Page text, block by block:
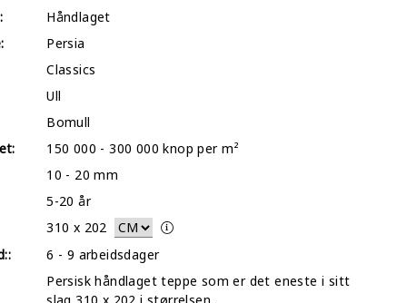
Håndlaget
Persia
Classics
Ull
Bomull
150 000 - 300 000 knop per m²
10 - 20 mm
5-20 år
310 x 202
6 - 9 arbeidsdager
Persisk håndlaget teppe som er det eneste i sitt